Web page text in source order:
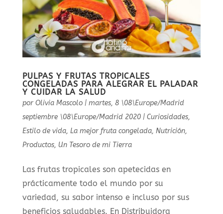
PULPAS Y FRUTAS TROPICALES
CONGELADAS PARA ALEGRAR EL PALADAR
Y CUIDAR LA SALUD
por Olivia Mascolo| martes, 8 \08\Europe/Madrid
septiembre \08\Europe/Madrid 2020| Curiosidades,
Estilo de vida, La mejor fruta congelada, Nutrición,
Productos, Un Tesoro de mi Tierra
Las frutas tropicales son apetecidas en
prácticamente todo el mundo por su
variedad, su sabor intenso e incluso por sus
beneficios saludables. En Distribuidora